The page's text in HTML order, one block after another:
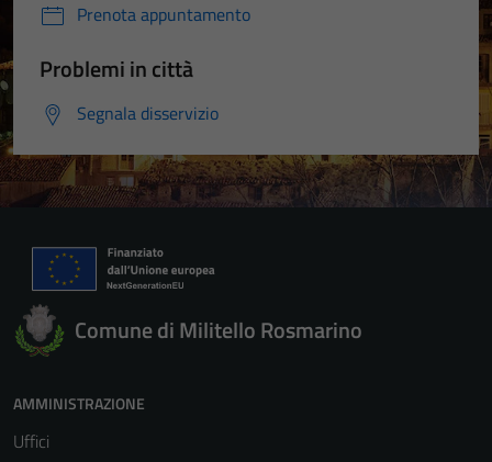
Prenota appuntamento
Problemi in città
Segnala disservizio
Comune di Militello Rosmarino
AMMINISTRAZIONE
Uffici